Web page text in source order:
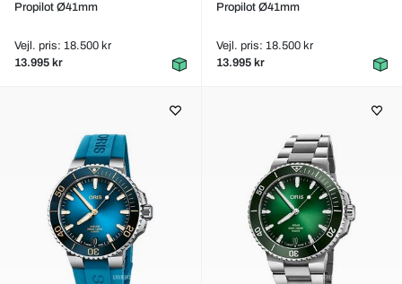
Propilot Ø41mm
Vejl. pris: 18.500 kr
13.995 kr
Propilot Ø41mm
Vejl. pris: 18.500 kr
13.995 kr